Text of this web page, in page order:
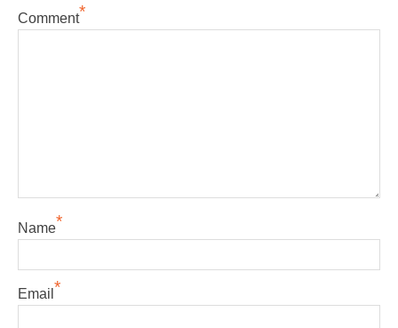
Comment*
Name*
Email *